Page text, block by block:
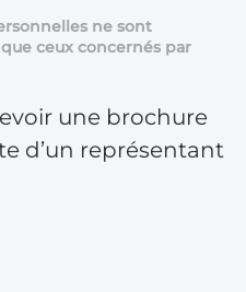
ne sont
ceux concernés par
une brochure
d’un représentant